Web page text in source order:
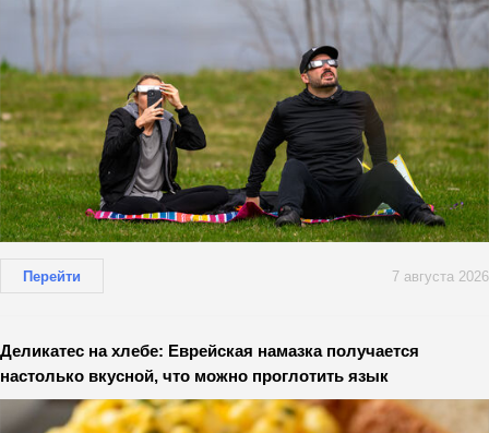
Перейти 7 августа 2026
Деликатес на хлебе: Еврейская намазка получается
настолько вкусной, что можно проглотить язык